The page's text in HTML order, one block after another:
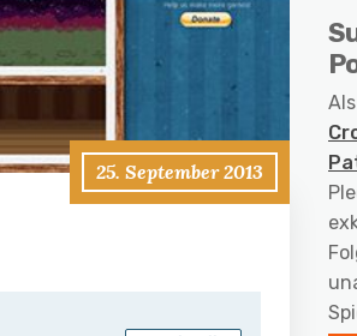
25. September 2013